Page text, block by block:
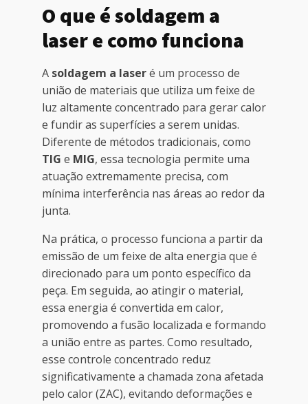
O que é soldagem a
laser e como funciona
A soldagem a laseré um processo de
união de materiais que utiliza um feixe de
luz altamente concentrado para gerar calor
e fundir as superfícies a serem unidas.
Diferente de métodos tradicionais, como
TIG e MIG, essa tecnologia permite uma
atuação extremamente precisa, com
mínima interferência nas áreas ao redor da
junta.
Na prática, o processo funciona a partir da
emissão de um feixe de alta energia que é
direcionado para um ponto específico da
peça. Em seguida, ao atingir o material,
essa energia é convertida em calor,
promovendo a fusão localizada e formando
a união entre as partes. Como resultado,
esse controle concentrado reduz
significativamente a chamada zona afetada
pelo calor (ZAC), evitando deformações e